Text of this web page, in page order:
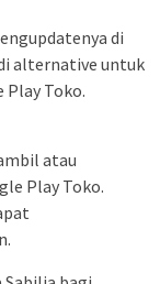
di
alternative untuk
Play Toko.
atau
Play Toko.